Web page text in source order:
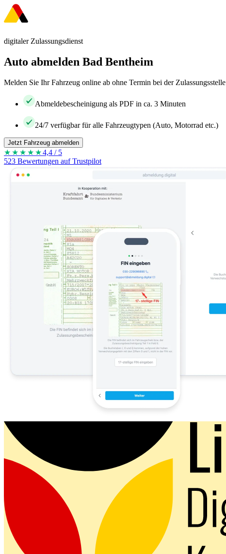
digitaler Zulassungsdienst
Auto abmelden Bad Bentheim
Melden Sie Ihr Fahrzeug online ab ohne Termin bei der Zulassungsstelle
Abmeldebescheinigung als PDF in ca. 3 Minuten
24/7 verfügbar für alle Fahrzeugtypen (Auto, Motorrad etc.)
Jetzt Fahrzeug abmelden
★★★★ ★4,4 / 5
523 Bewertungen auf Trustpilot